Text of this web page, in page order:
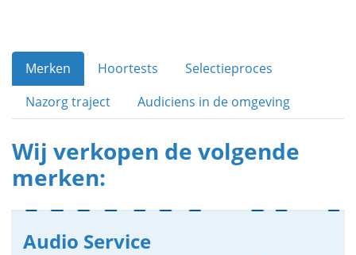
Merken Hoortests
Selectieproces
Nazorg traject
Audiciens in de omgeving
Wij verkopen de volgende
merken:
Audio Service